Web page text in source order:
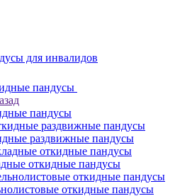
для инвалидов
пандусы
пандусы
раздвижные пандусы
откидные пандусы
откидные пандусы